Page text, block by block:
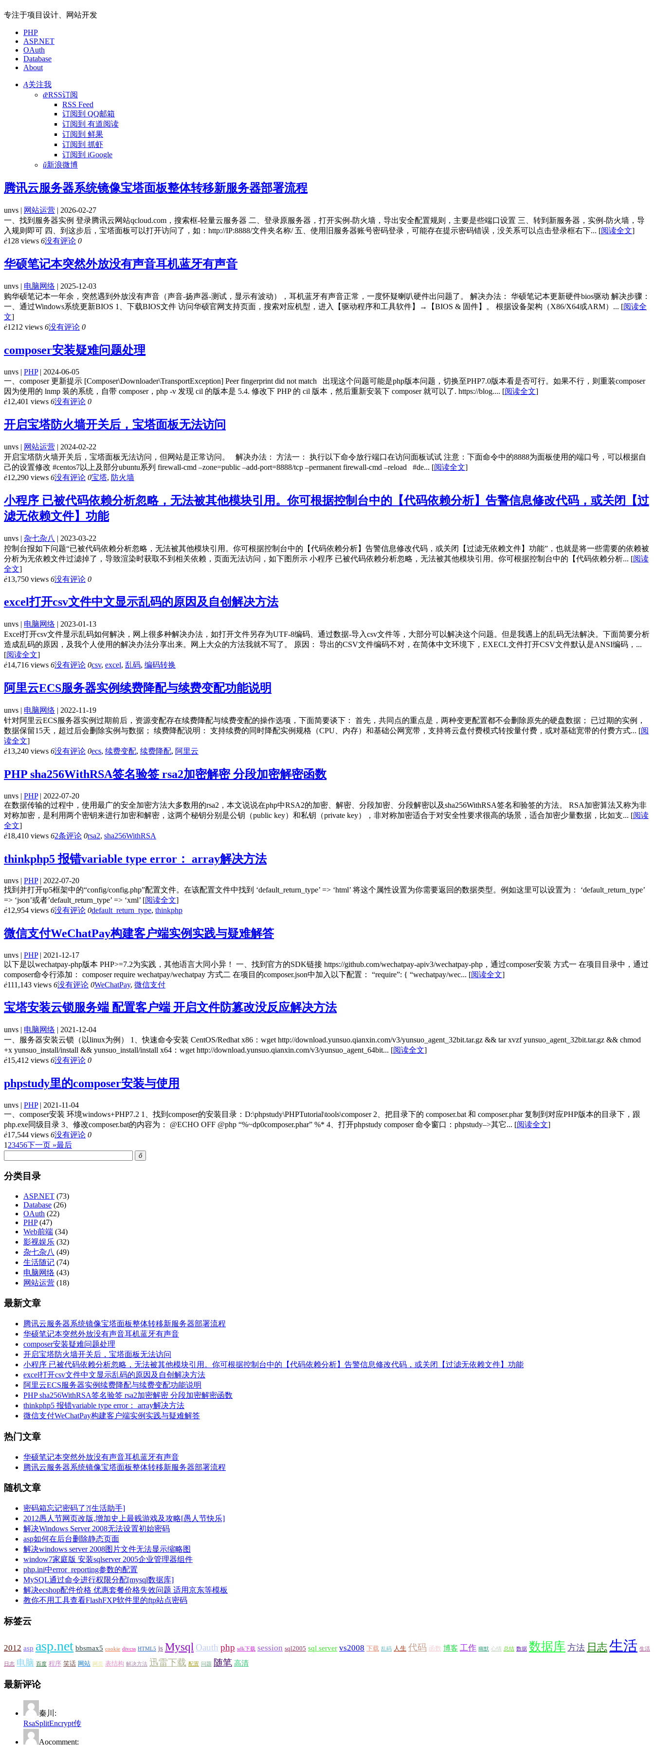
专注于项目设计、网站开发
PHP
ASP.NET
OAuth
Database
About
Ą关注我
ǣRSS订阅
RSS Feed
订阅到 QQ邮箱
订阅到 有道阅读
订阅到 鲜果
订阅到 抓虾
订阅到 iGoogle
ǔ新浪微博
腾讯云服务器系统镜像宝塔面板整体转移新服务器部署流程
unvs | 网站运营 | 2026-02-27
一、找到服务器实例 登录腾讯云网站qcloud.com，搜索框-轻量云服务器 二、登录原服务器，打开实例-防火墙，导出安全配置规则，主要是些端口设置 三、转到新服务器，实例-防火墙，导
入规则即可 四、到这步后，宝塔面板可以打开访问了，如：http://IP:8888/文件夹名称/ 五、使用旧服务器账号密码登录，可能存在提示密码错误，没关系可以点击登录框右下... [阅读全文]
ė128 views 6没有评论 0
华硕笔记本突然外放没有声音耳机蓝牙有声音
unvs | 电脑网络 | 2025-12-03
购华硕笔记本一年余，突然遇到外放没有声音（声音-扬声器-测试，显示有波动），耳机蓝牙有声音正常，一度怀疑喇叭硬件出问题了。 解决办法： 华硕笔记本更新硬件bios驱动 解决步骤：
一、通过Windows系统更新BIOS 1、下载BIOS文件 访问华硕官网支持页面，搜索对应机型，进入【驱动程序和工具软件】→【BIOS & 固件】。 根据设备架构（X86/X64或ARM）... [阅读全
文]
ė1212 views 6没有评论 0
composer安装疑难问题处理
unvs | PHP| 2024-06-05
一、composer 更新提示 [Composer\Downloader\TransportException] Peer fingerprint did not match 出现这个问题可能是php版本问题，切换至PHP7.0版本看是否可行。如果不行，则重装composer
因为使用的 lnmp 装的系统，自带 composer，php -v 发现 cil 的版本是 5.4. 修改下 PHP 的 cil 版本，然后重新安装下 composer 就可以了. https://blog.... [阅读全文]
ė12,401 views 6没有评论 0
开启宝塔防火墙开关后，宝塔面板无法访问
unvs | 网站运营 | 2024-02-22
开启宝塔防火墙开关后，宝塔面板无法访问，但网站是正常访问。 解决办法： 方法一： 执行以下命令放行端口在访问面板试试 注意：下面命令中的8888为面板使用的端口号，可以根据自
己的设置修改 #centos7以上及部分ubuntu系列 firewall-cmd –zone=public –add-port=8888/tcp –permanent firewall-cmd –reload #de... [阅读全文]
ė12,290 views 6没有评论 0宝塔, 防火墙
小程序 已被代码依赖分析忽略，无法被其他模块引用。你可根据控制台中的【代码依赖分析】告警信息修改代码，或关闭【过
滤无依赖文件】功能
unvs | 杂七杂八 | 2023-03-22
控制台报如下问题“已被代码依赖分析忽略，无法被其他模块引用。你可根据控制台中的【代码依赖分析】告警信息修改代码，或关闭【过滤无依赖文件】功能”，也就是将一些需要的依赖被
分析为无依赖文件过滤掉了，导致渲染时获取不到相关依赖，页面无法访问，如下图所示 小程序 已被代码依赖分析忽略，无法被其他模块引用。你可根据控制台中的【代码依赖分析... [阅读
全文]
ė13,750 views 6没有评论 0
excel打开csv文件中文显示乱码的原因及自创解决方法
unvs | 电脑网络 | 2023-01-13
Excel打开csv文件显示乱码如何解决，网上很多种解决办法，如打开文件另存为UTF-8编码、通过数据-导入csv文件等，大部分可以解决这个问题。但是我遇上的乱码无法解决。下面简要分析
造成乱码的原因，及我个人使用的解决办法分享出来。网上大众的方法我就不写了。 原因： 导出的CSV文件编码不对，在简体中文环境下，EXECL文件打开CSV文件默认是ANSI编码，...
[阅读全文]
ė14,716 views 6没有评论 0csv, excel, 乱码, 编码转换
阿里云ECS服务器实例续费降配与续费变配功能说明
unvs | 电脑网络 | 2022-11-19
针对阿里云ECS服务器实例过期前后，资源变配存在续费降配与续费变配的操作选项，下面简要谈下： 首先，共同点的重点是，两种变更配置都不会删除原先的硬盘数据； 已过期的实例，
数据保留15天，超过后会删除实例与数据； 续费降配说明： 支持续费的同时降配实例规格（CPU、内存）和基础公网宽带，支持将云盘付费模式转按量付费，或对基础宽带的付费方式... [阅
读全文]
ė13,240 views 6没有评论 0ecs, 续费变配, 续费降配, 阿里云
PHP sha256WithRSA签名验签 rsa2加密解密 分段加密解密函数
unvs | PHP| 2022-07-20
在数据传输的过程中，使用最广的安全加密方法大多数用的rsa2，本文说说在php中RSA2的加密、解密、分段加密、分段解密以及sha256WithRSA签名和验签的方法。 RSA加密算法又称为非
对称加密，是利用两个密钥来进行加密和解密，这两个秘钥分别是公钥（public key）和私钥（private key），非对称加密适合于对安全性要求很高的场景，适合加密少量数据，比如支... [阅读
全文]
ė18,410 views 62条评论 0rsa2, sha256WithRSA
thinkphp5 报错variable type error： array解决方法
unvs | PHP| 2022-07-20
找到并打开tp5框架中的“config/config.php”配置文件。在该配置文件中找到 ‘default_return_type’ => ‘html’ 将这个属性设置为你需要返回的数据类型。例如这里可以设置为： ‘default_return_type’
=> ‘json’或者’default_return_type’ => ‘xml’ [阅读全文]
ė12,954 views 6没有评论 0default_return_type, thinkphp
微信支付WeChatPay构建客户端实例实践与疑难解答
unvs | PHP| 2021-12-17
以下是以wechatpay-php版本 PHP>=7.2为实践，其他语言大同小异！ 一、找到官方的SDK链接 https://github.com/wechatpay-apiv3/wechatpay-php，通过composer安装 方式一 在项目目录中，通过
composer命令行添加： composer require wechatpay/wechatpay 方式二 在项目的composer.json中加入以下配置： “require”: { “wechatpay/wec... [阅读全文]
ė111,143 views 6没有评论 0WeChatPay, 微信支付
宝塔安装云锁服务端 配置客户端 开启文件防篡改没反应解决方法
unvs | 电脑网络 | 2021-12-04
一、服务器安装云锁（以linux为例） 1、快速命令安装 CentOS/Redhat x86：wget http://download.yunsuo.qianxin.com/v3/yunsuo_agent_32bit.tar.gz && tar xvzf yunsuo_agent_32bit.tar.gz && chmod
+x yunsuo_install/install && yunsuo_install/install x64：wget http://download.yunsuo.qianxin.com/v3/yunsuo_agent_64bit... [阅读全文]
ė15,412 views 6没有评论 0
phpstudy里的composer安装与使用
unvs | PHP| 2021-11-04
一、composer安装 环境windows+PHP7.2 1、找到composer的安装目录：D:\phpstudy\PHPTutorial\tools\composer 2、把目录下的 composer.bat 和 composer.phar 复制到对应PHP版本的目录下，跟
php.exe同级目录 3、修改composer.bat的内容为： @ECHO OFF @php “%~dp0composer.phar” %* 4、打开phpstudy composer 命令窗口：phpstudy–>其它... [阅读全文]
ė17,544 views 6没有评论 0
1 23456下一页 »最后
ő
分类目录
ASP.NET (73)
Database (26)
OAuth (22)
PHP(47)
Web前端 (34)
影视娱乐 (32)
杂七杂八 (49)
生活随记 (74)
电脑网络 (43)
网站运营 (18)
最新文章
腾讯云服务器系统镜像宝塔面板整体转移新服务器部署流程
华硕笔记本突然外放没有声音耳机蓝牙有声音
composer安装疑难问题处理
开启宝塔防火墙开关后，宝塔面板无法访问
小程序 已被代码依赖分析忽略，无法被其他模块引用。你可根据控制台中的【代码依赖分析】告警信息修改代码，或关闭【过滤无依赖文件】功能
excel打开csv文件中文显示乱码的原因及自创解决方法
阿里云ECS服务器实例续费降配与续费变配功能说明
PHP sha256WithRSA签名验签 rsa2加密解密 分段加密解密函数
thinkphp5 报错variable type error： array解决方法
微信支付WeChatPay构建客户端实例实践与疑难解答
热门文章
华硕笔记本突然外放没有声音耳机蓝牙有声音
腾讯云服务器系统镜像宝塔面板整体转移新服务器部署流程
随机文章
密码箱忘记密码了?[生活助手]
2012愚人节网页改版,增加史上最贱游戏及攻略[愚人节快乐]
解决Windows Server 2008无法设置初始密码
asp如何在后台删除静态页面
解决windows server 2008图片文件无法显示缩略图
window7家庭版 安装sqlserver 2005企业管理器组件
php.ini中error_reporting参数的配置
MySQL通过命令进行权限分配[mysql数据库]
解决ecshop配件价格 优惠套餐价格失效问题 适用京东等模板
教你不用工具查看FlashFXP软件里的ftp站点密码
标签云
2012 asp asp.net bbsmax5 cookie divcss HTML5 js Mysql Oauth php sdk下载 session sql2005 sql server vs2008 下载 乱码 人生 代码 函数 博客 工作 幽默 心情 总结 数据 数据库 方法 日志生活 生活
日志 电脑 百度 程序 笑话 网站 网页 表结构 解决方法 迅雷下载 配置 问题 随笔 高清
最新评论
秦川:
RsaSplitEncrypt传
Aocomment: